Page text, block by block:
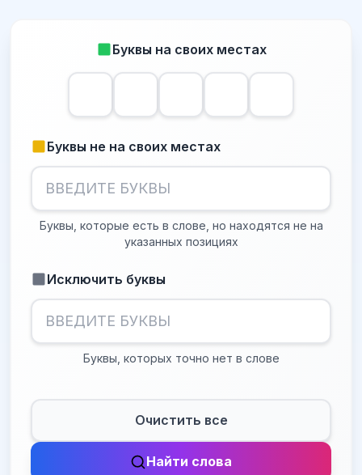
Буквы на своих местах
Буквы не на своих местах
Буквы, которые есть в слове, но находятся не на
указанных позициях
Исключить буквы
Буквы, которых точно нет в слове
Очистить все
Найти слова